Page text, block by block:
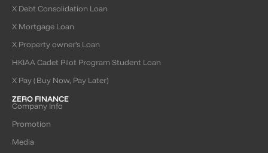
X Debt Consolidation Loan
X Mortgage Loan
X Property owner’s Loan
HKIAA Cadet Pilot Program Student Loan
X Pay (Buy Now, Pay Later)
ZERO FINANCE
Company Info
Promotion
Media